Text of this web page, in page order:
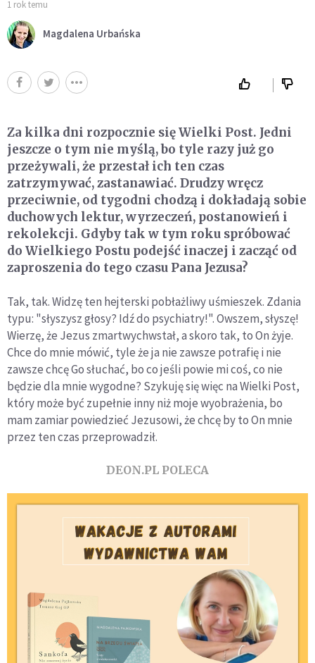
1 rok temu
Magdalena Urbańska
Za kilka dni rozpocznie się Wielki Post. Jedni
jeszcze o tym nie myślą, bo tyle razy już go
przeżywali, że przestał ich ten czas
zatrzymywać, zastanawiać. Drudzy wręcz
przeciwnie, od tygodni chodzą i dokładają sobie
duchowych lektur, wyrzeczeń, postanowień i
rekolekcji. Gdyby tak w tym roku spróbować
do Wielkiego Postu podejść inaczej i zacząć od
zaproszenia do tego czasu Pana Jezusa?
Tak, tak. Widzę ten hejterski pobłażliwy uśmieszek. Zdania
typu: "słyszysz głosy? Idź do psychiatry!". Owszem, słyszę!
Wierzę, że Jezus zmartwychwstał, a skoro tak, to On żyje.
Chce do mnie mówić, tyle że ja nie zawsze potrafię i nie
zawsze chcę Go słuchać, bo co jeśli powie mi coś, co nie
będzie dla mnie wygodne? Szykuję się więc na Wielki Post,
który może być zupełnie inny niż moje wyobrażenia, bo
mam zamiar powiedzieć Jezusowi, że chcę by to On mnie
przez ten czas przeprowadził.
DEON.PL POLECA